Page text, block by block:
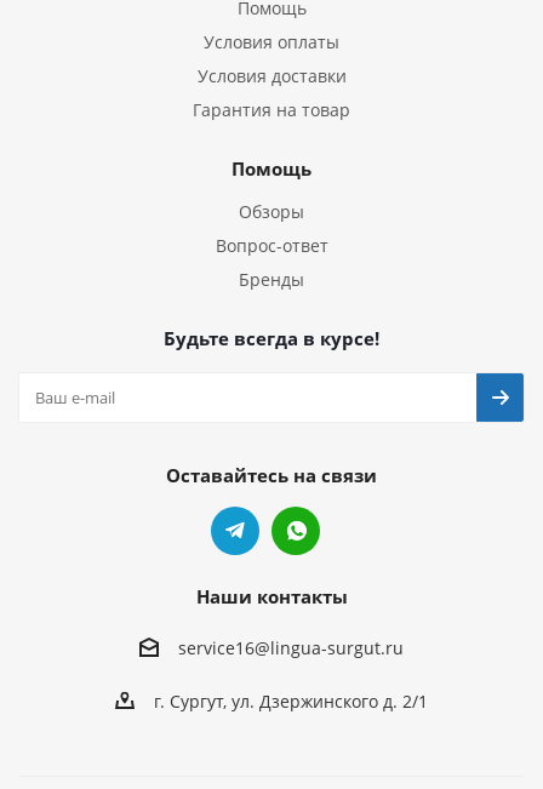
Помощь
Условия оплаты
Условия доставки
Гарантия на товар
Помощь
Обзоры
Вопрос-ответ
Бренды
Будьте всегда в курсе!
Оставайтесь на связи
Наши контакты
service16@lingua-surgut.ru
г. Сургут, ул. Дзержинского д. 2/1